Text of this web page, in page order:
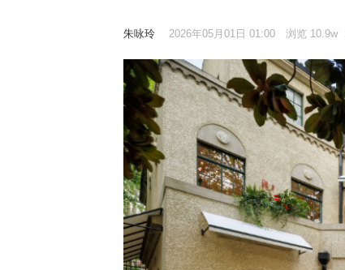
朱咏玲 2026年05月01日 01:00 浏览 10.9w